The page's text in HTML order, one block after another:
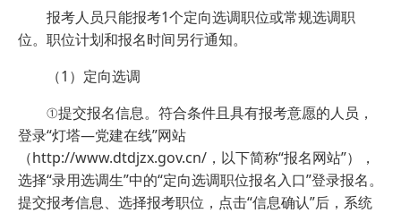
报考人员只能报考1个定向选调职位或常规选调职
位。职位计划和报名时间另行通知。
（1）定向选调
①提交报名信息。符合条件且具有报考意愿的人员，
登录“灯塔—党建在线”网站
（http://www.dtdjzx.gov.cn/，以下简称“报名网站”），
选择“录用选调生”中的“定向选调职位报名入口”登录报名。
提交报考信息、选择报考职位，点击“信息确认”后，系统